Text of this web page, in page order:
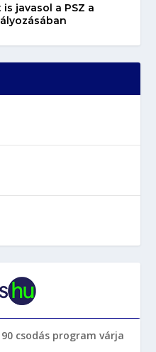
javasol a PSZ a
csodás program várja